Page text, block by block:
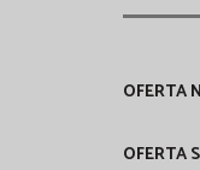
OFERTA
OFERTA